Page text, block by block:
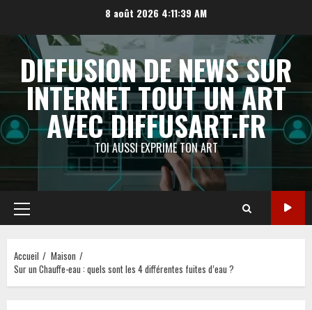
contenu
8 août 2026 4:11:40 AM
DIFFUSION DE NEWS SUR
INTERNET TOUT UN ART
AVEC DIFFUSART.FR
TOI AUSSI EXPRIME TON ART
Menu
principal
Accueil
Maison
Sur un Chauffe-eau : quels sont les 4 différentes fuites d’eau ?